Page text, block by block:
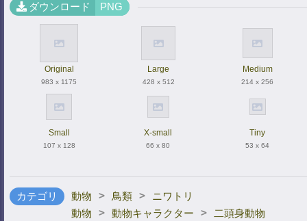
ダウンロード PNG
Original
983 x 1175
Large
428 x 512
Medium
214 x 256
Small
107 x 128
X-small
66 x 80
Tiny
53 x 64
カテゴリ 動物 > 鳥類 >
ニワトリ
動物
> 動物キャラクター > 二頭身動物